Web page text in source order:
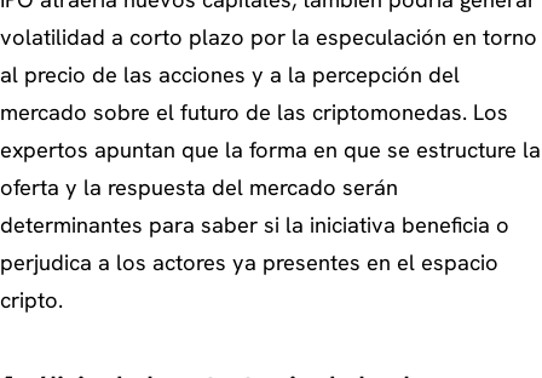
volatilidad a corto plazo por la especulación en torno
al precio de las acciones y a la percepción del
mercado sobre el futuro de las criptomonedas. Los
expertos apuntan que la forma en que se estructure la
oferta y la respuesta del mercado serán
determinantes para saber si la iniciativa beneficia o
perjudica a los actores ya presentes en el espacio
cripto.